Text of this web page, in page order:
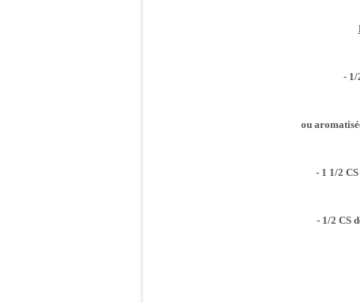
- 1/
ou
- 1 1/2
- 1/2 CS